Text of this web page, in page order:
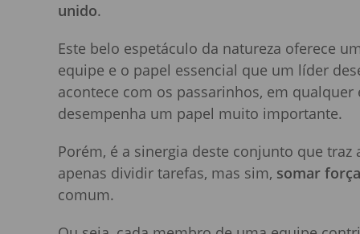
unido.
Este belo espetáculo da natureza oferece
equipe e o papel essencial que um líder
acontece com os passarinhos, em
desempenha um papel muito importante.
Porém, é a sinergia deste conjunto que
apenas dividir tarefas, mas sim, somar
comum.